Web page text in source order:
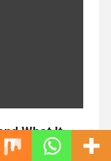
What It